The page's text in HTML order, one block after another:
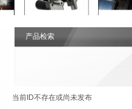
产品检索
当前ID不存在或尚未发布